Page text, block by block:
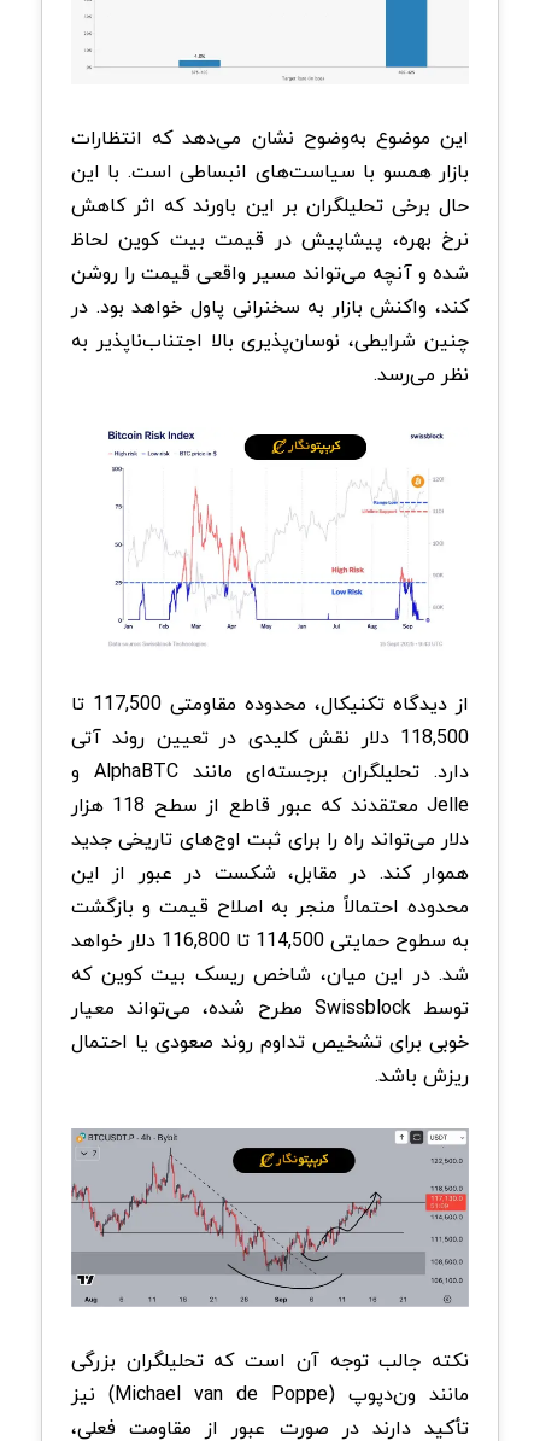
این موضوع به‌وضوح نشان می‌دهد که انتظارات
بازار همسو با سیاست‌های انبساطی است. با این
حال برخی تحلیلگران بر این باورند که اثر کاهش
نرخ بهره، پیشاپیش در قیمت بیت کوین لحاظ
شده و آنچه می‌تواند مسیر واقعی قیمت را روشن
کند، واکنش بازار به سخنرانی پاول خواهد بود. در
چنین شرایطی، نوسان‌پذیری بالا اجتناب‌ناپذیر به
نظر می‌رسد.
از دیدگاه تکنیکال، محدوده مقاومتی 117,500 تا
118,500 دلار نقش کلیدی در تعیین روند آتی
دارد. تحلیلگران برجسته‌ای مانند AlphaBTC و
Jelle معتقدند که عبور قاطع از سطح 118 هزار
دلار می‌تواند راه را برای ثبت اوج‌های تاریخی جدید
هموار کند. در مقابل، شکست در عبور از این
محدوده احتمالاً منجر به اصلاح قیمت و بازگشت
به سطوح حمایتی 114,500 تا 116,800 دلار خواهد
شد. در این میان، شاخص ریسک بیت کوین که
توسط Swissblock مطرح شده، می‌تواند معیار
خوبی برای تشخیص تداوم روند صعودی یا احتمال
ریزش باشد.
نکته جالب توجه آن است که تحلیلگران بزرگی
مانند ون‌دپوپ (Michael van de Poppe) نیز
تأکید دارند در صورت عبور از مقاومت فعلی،